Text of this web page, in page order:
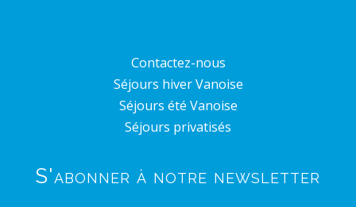
Contactez-nous
Séjours hiver Vanoise
Séjours été Vanoise
Séjours privatisés
S'abonner à notre newsletter